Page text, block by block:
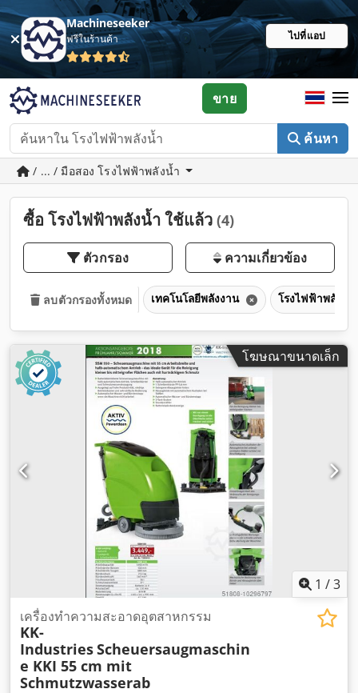
Machineseeker
ฟรีในร้านค้า ไปที่แอป
ค้นหา
ขาย
/ ... / มือสอง โรงไฟฟ้าพลังน้ำ
ซื้อ โรงไฟฟ้าพลังน้ำ ใช้แล้ว (4)
ตัวกรอง ความเกี่ยวข้อง
ลบตัวกรองทั้งหมด เทคโนโลยีพลังงาน โรงไฟฟ้าพลังน้ำ
โฆษณาขนาดเล็ก
1 /3
เครื่องทำความสะอาดอุตสาหกรรม
KK-
IndustriesScheuersaugmaschin
e KKI 55 cm mit
Schmutzwasserab